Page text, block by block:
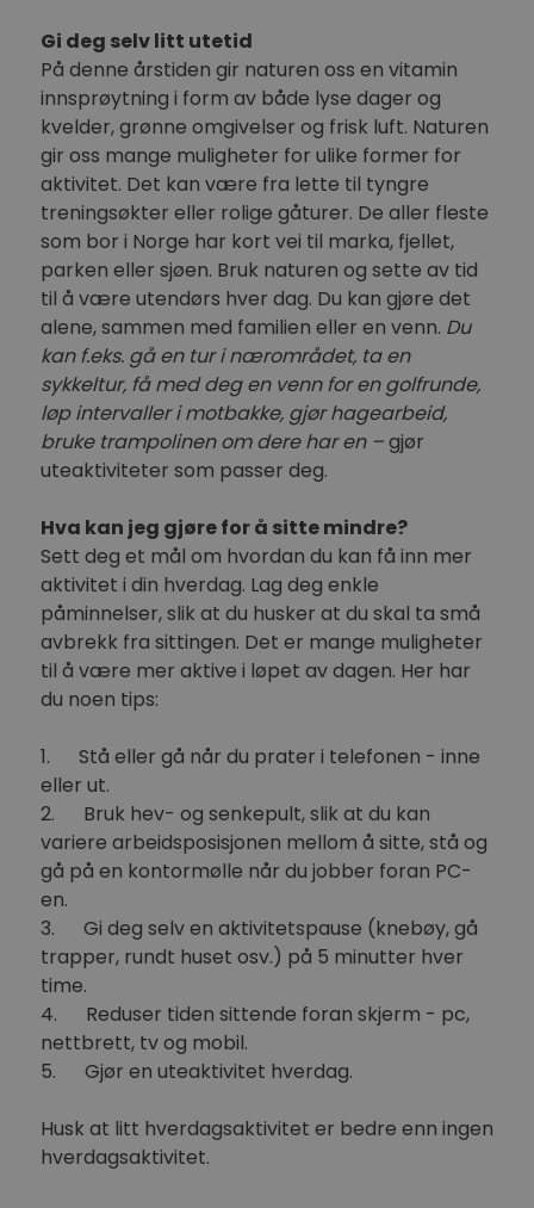
Gi deg selv litt utetid
På denne årstiden gir naturen oss en vitamin
innsprøytning i form av både lyse dager og
kvelder, grønne omgivelser og frisk luft. Naturen
gir oss mange muligheter for ulike former for
aktivitet. Det kan være fra lette til tyngre
treningsøkter eller rolige gåturer. De aller fleste
som bor i Norge har kort vei til marka, fjellet,
parken eller sjøen. Bruk naturen og sette av tid
til å være utendørs hver dag. Du kan gjøre det
alene, sammen med familien eller en venn. Du
kan f.eks. gå en tur i nærområdet, ta en
sykkeltur, få med deg en venn for en golfrunde,
løp intervaller i motbakke, gjør hagearbeid,
bruke trampolinen om dere har en –gjør
uteaktiviteter som passer deg.
Hva kan jeg gjøre for å sitte mindre?
Sett deg et mål om hvordan du kan få inn mer
aktivitet i din hverdag. Lag deg enkle
påminnelser, slik at du husker at du skal ta små
avbrekk fra sittingen. Det er mange muligheter
til å være mer aktive i løpet av dagen. Her har
du noen tips:
1. Stå eller gå når du prater i telefonen - inne
eller ut.
2. Bruk hev- og senkepult, slik at du kan
variere arbeidsposisjonen mellom å sitte, stå og
gå på en kontormølle når du jobber foran PC-
en.
3. Gi deg selv en aktivitetspause (knebøy, gå
trapper, rundt huset osv.) på 5 minutter hver
time.
4. Reduser tiden sittende foran skjerm - pc,
nettbrett, tv og mobil.
5. Gjør en uteaktivitet hverdag.
Husk at litt hverdagsaktivitet er bedre enn ingen
hverdagsaktivitet.